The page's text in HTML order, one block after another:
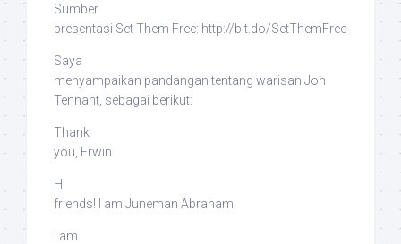
Sumber
presentasi Set Them Free: http://bit.do/SetThemFree
Saya
menyampaikan pandangan tentang warisan Jon
Tennant, sebagai berikut:
Thank
you, Erwin.
Hi
friends! I am Juneman Abraham.
I am